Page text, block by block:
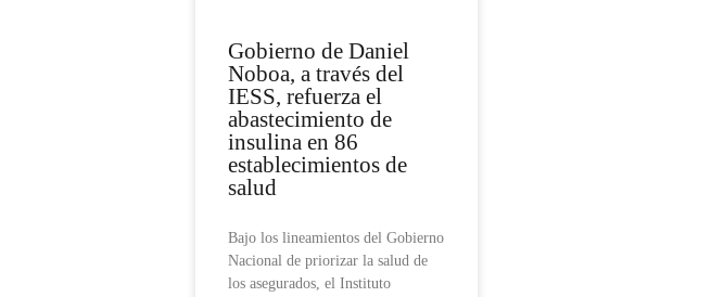
Gobierno de Daniel
Noboa, a través del
IESS, refuerza el
abastecimiento de
insulina en 86
establecimientos de
salud
Bajo los lineamientos del Gobierno
Nacional de priorizar la salud de
los asegurados, el Instituto